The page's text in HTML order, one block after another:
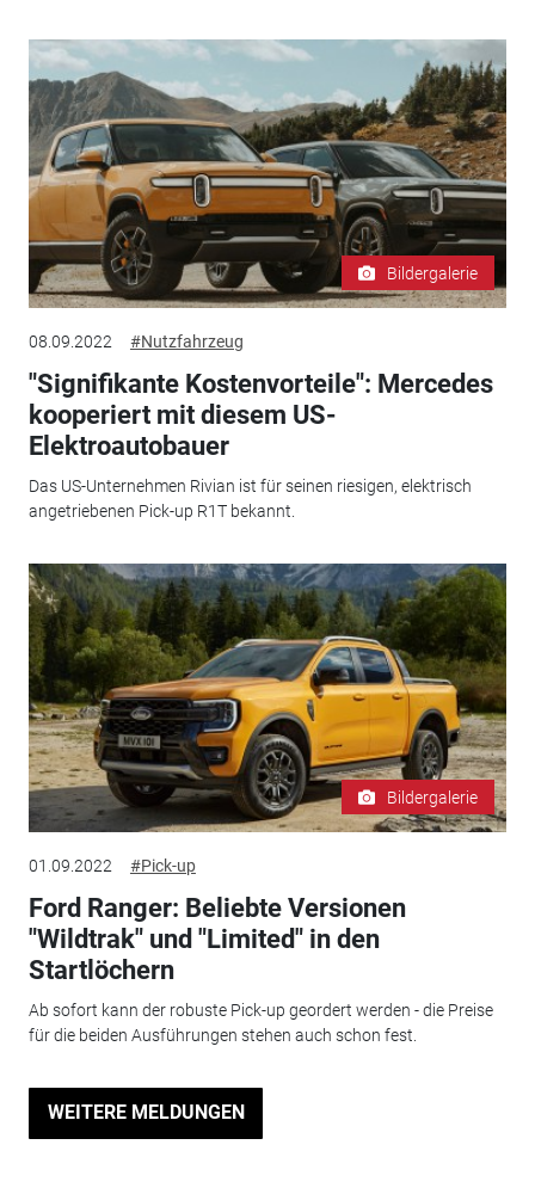
Bildergalerie
08.09.2022 #Nutzfahrzeug
"Signifikante Kostenvorteile": Mercedes
kooperiert mit diesem US-
Elektroautobauer
Das US-Unternehmen Rivian ist für seinen riesigen, elektrisch
angetriebenen Pick-up R1T bekannt.
Bildergalerie
01.09.2022 #Pick-up
Ford Ranger: Beliebte Versionen
"Wildtrak" und "Limited" in den
Startlöchern
Ab sofort kann der robuste Pick-up geordert werden - die Preise
für die beiden Ausführungen stehen auch schon fest.
WEITERE MELDUNGEN